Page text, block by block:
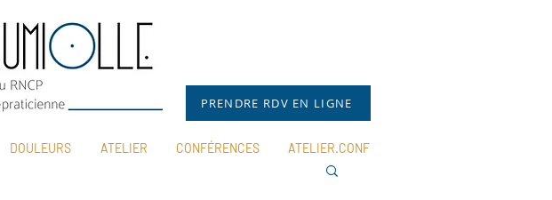
PRENDRE RDV EN LIGNE
DOULEURS ATELIER CONFÉRENCES ATELIER.CONF